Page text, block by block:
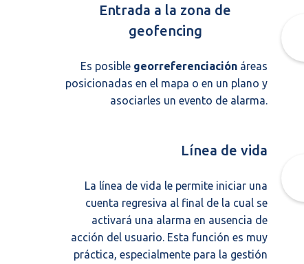
Entrada a la zona de
geofencing
Es posible georreferenciaciónáreas
posicionadas en el mapa o en un plano y
asociarles un evento de alarma.
Línea de vida
La línea de vida le permite iniciar una
cuenta regresiva al final de la cual se
activará una alarma en ausencia de
acción del usuario. Esta función es muy
práctica, especialmente para la gestión